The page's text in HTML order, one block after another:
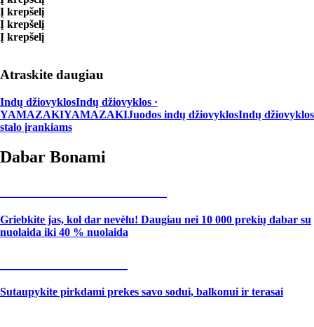
Į krepšelį
Į krepšelį
Į krepšelį
Atraskite daugiau
Indų džiovyklosIndų džiovyklos ·
YAMAZAKIYAMAZAKIJuodos indų džiovyklosIndų džiovyklos
stalo įrankiams
Dabar Bonami
Griebkite jas, kol dar nevėlu! Daugiau nei 10 000 prekių dabar su
nuolaida iki 40 % nuolaida
Sutaupykite pirkdami prekes savo sodui, balkonui ir terasai